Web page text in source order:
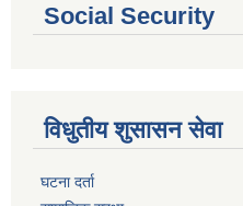
Social Security
विधुतीय शुसासन सेवा
घटना दर्ता